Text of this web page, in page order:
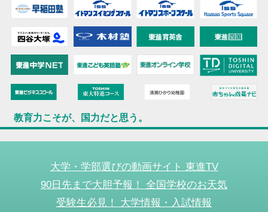
教育力こそが、国力だと思う。
大学・学部選びの動画サイト 東進TV
90日先まで大胆予報！ 全国学校のお天気
受験生必見！ 大学情報・入試情報